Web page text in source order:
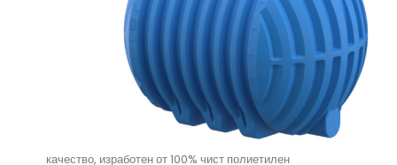
качество, изработен от 100% чист полиетилен